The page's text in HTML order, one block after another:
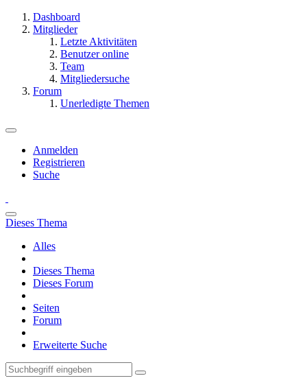
Dashboard
Mitglieder
Letzte Aktivitäten
Benutzer online
Team
Mitgliedersuche
Forum
Unerledigte Themen
Anmelden
Registrieren
Suche
Dieses Thema
Alles
Dieses Thema
Dieses Forum
Seiten
Forum
Erweiterte Suche